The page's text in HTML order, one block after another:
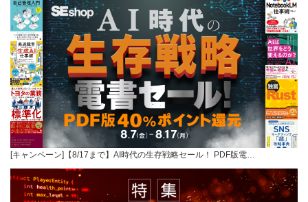
[キャンペーン]【8/17まで】AI時代の生存戦略セール！ PDF版電…